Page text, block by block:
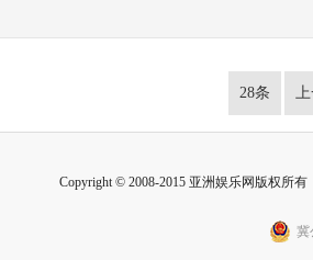
28条
Copyright © 2008-2015 亚洲娱乐网版权所
冀